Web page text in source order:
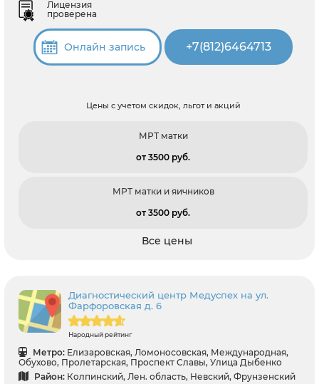
Лицензия
проверена
Онлайн запись +7(812)6464713
Цены с учетом скидок, льгот и акций
МРТ матки
от 3500 pуб.
МРТ матки и яичников
от 3500 pуб.
Все цены
Диагностический центр Медуспех на ул.
Фарфоровская д. 6
Народный рейтинг
Метро: Елизаровская, Ломоносовская, Международная,
Обухово, Пролетарская, Проспект Славы, Улица Дыбенко
Район: Колпинский, Лен. область, Невский, Фрунзенский